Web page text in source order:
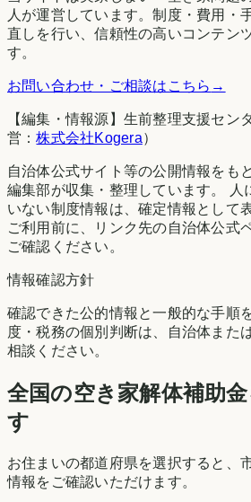
人が運営しています。制度・費用・
直しを行い、信頼性の高いコンテン
す。
お問い合わせ・ご相談はこちら →
【編集・情報源】生前整理支援セン
営：株式会社Kogera）
自治体公式サイト等の公開情報をも
編集部が収集・整理しています。 人
いない制度情報は、確定情報として
ご利用前に、リンク先の自治体公式
ご確認ください。
情報確認方針
確認できた公的情報と一般的な手順
度・税務の個別判断は、自治体また
相談ください。
全国の空き家解体補助
す
お住まいの都道府県を選択すると、
情報をご確認いただけます。